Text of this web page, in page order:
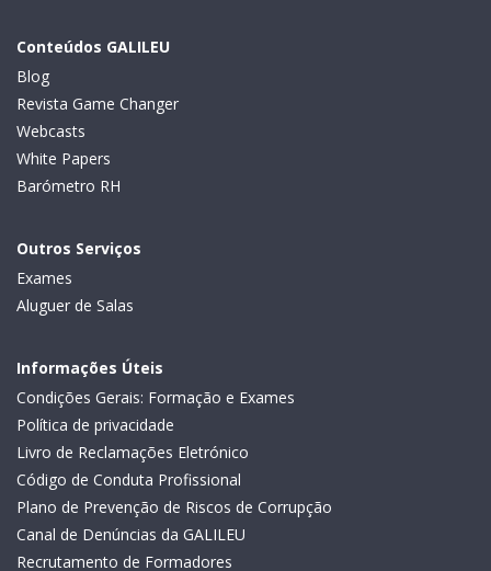
Conteúdos GALILEU
Blog
Revista Game Changer
Webcasts
White Papers
Barómetro RH
Outros Serviços
Exames
Aluguer de Salas
Informações Úteis
Condições Gerais: Formação e Exames
Política de privacidade
Livro de Reclamações Eletrónico
Código de Conduta Profissional
Plano de Prevenção de Riscos de Corrupção
Canal de Denúncias da GALILEU
Recrutamento de Formadores